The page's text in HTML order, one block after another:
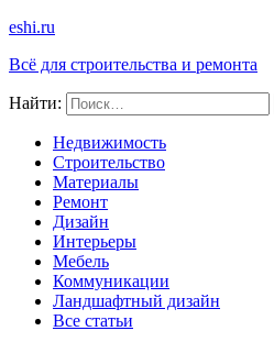
eshi.ru
Всё для строительства и ремонта
Найти:
Недвижимость
Строительство
Материалы
Ремонт
Дизайн
Интерьеры
Мебель
Коммуникации
Ландшафтный дизайн
Все статьи